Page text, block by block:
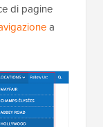
di pagine
a